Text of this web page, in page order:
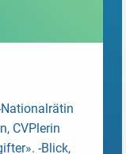
Nationalrätin
CVPlerin
-Blick,